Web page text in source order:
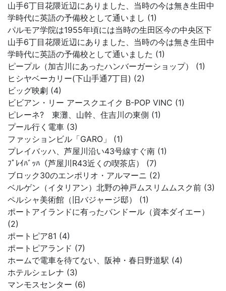
山手6丁目花隈近辺にありました、当時の今は無き生田中
学時代に英語の予備校として通いまし (1)
パルモア学院は1955年頃には当時の生田区今の中央区下
山手6丁目花隈近辺にありました、当時の今は無き生田中
学時代に英語の予備校として通いました (1)
ピープル（加古川にあったハンバーガーショップ） (1)
ヒシヤベーカリー(下山手通7丁目) (2)
ビッグ映劇 (4)
ビビアン・リー アースクエイク B-POP VINC (1)
ピレーネ? 東灘、山幹、住吉川の東側 (1)
プール行く電車 (3)
ファッションビル「GARO」 (1)
プレイバッハ、芦屋川沿い43号線すぐ南 (1)
ﾌﾟﾚｲﾊﾞｯﾊ（芦屋川R43近くの喫茶店） (7)
ブロック30のエンポリオ・アルマーニ (2)
ベルゲン（イタリアン）北野の神戸ムスリムムスク前 (3)
ペルシャ美術館（旧バジャージ邸） (1)
ポートアイランドに有ったバンドール（資本ダイエー）
(2)
ポートピア81 (4)
ポートピアランド (7)
ホームで電車を待てない、阪神・春日野道駅 (4)
ホテルシェレナ (3)
マンモスセンター (6)